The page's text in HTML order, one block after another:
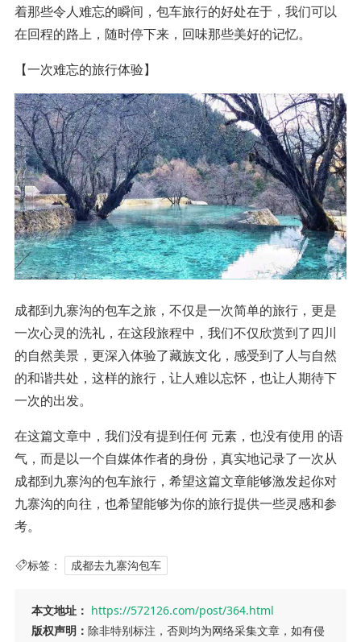
着那些令人难忘的瞬间，包车旅行的好处在于，我们可以
在回程的路上，随时停下来，回味那些美好的记忆。
【一次难忘的旅行体验】
成都到九寨沟的包车之旅，不仅是一次简单的旅行，更是
一次心灵的洗礼，在这段旅程中，我们不仅欣赏到了四川
的自然美景，更深入体验了藏族文化，感受到了人与自然
的和谐共处，这样的旅行，让人难以忘怀，也让人期待下
一次的出发。
在这篇文章中，我们没有提到任何 元素，也没有使用 的语
气，而是以一个自媒体作者的身份，真实地记录了一次从
成都到九寨沟的包车旅行，希望这篇文章能够激发起你对
九寨沟的向往，也希望能够为你的旅行提供一些灵感和参
考。
标签： 成都去九寨沟包车
本文地址： https://572126.com/post/364.html
版权声明： 除非特别标注，否则均为网络采集文章，如有侵